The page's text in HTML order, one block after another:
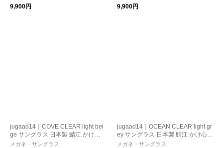
9,900円 9,900円
jugaad14｜COVE CLEAR light bei
ge サングラス 日本製 鯖江 かけ心
地 ストレスフリー 機能性レンズ
メガネ・サングラス
jugaad14｜OCEAN CLEAR light gr
ey サングラス 日本製 鯖江 かけ心
地 ストレスフリー 機能性レンズ
メガネ・サングラス